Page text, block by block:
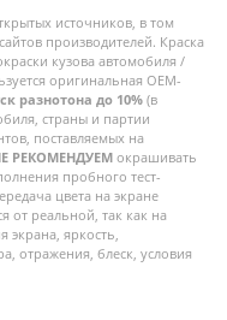
источников, в том
производителей. Краска
кузова автомобиля /
оригинальная OEM-
разнотона до 10%(в
страны и партии
поставляемых на
РЕКОМЕНДУЕМокрашивать
пробного тест-
цвета на экране
от реальной, так как на
экрана, яркость,
отражения, блеск, условия